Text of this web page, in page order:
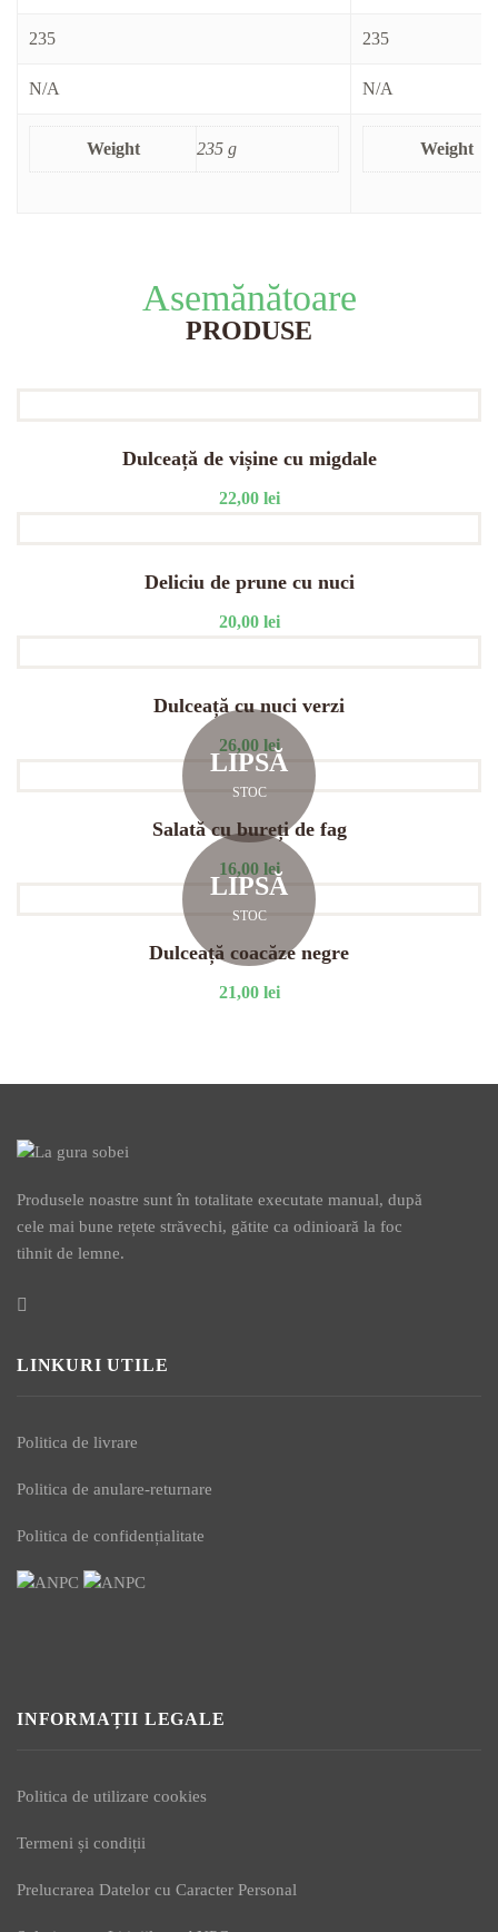
235 235
N/A N/A
Weight 235 g Weight
Asemănătoare
PRODUSE
Dulceață de vișine cu migdale
22,00 lei
Deliciu de prune cu nuci
20,00 lei
Dulceață cu nuci verzi
26,00 lei
LIPSĂ
STOC
Salată cu bureți de fag
16,00 lei
LIPSĂ
STOC
Dulceață coacăze negre
21,00 lei
Produsele noastre sunt în totalitate executate manual, după
cele mai bune rețete străvechi, gătite ca odinioară la foc
tihnit de lemne.
LINKURI UTILE
Politica de livrare
Politica de anulare-returnare
Politica de confidențialitate
INFORMAȚII LEGALE
Politica de utilizare cookies
Termeni și condiții
Prelucrarea Datelor cu Caracter Personal